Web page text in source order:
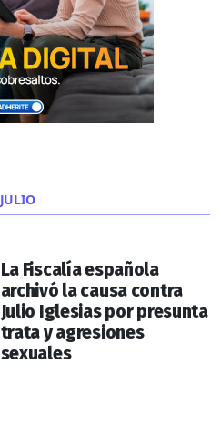
JULIO
La Fiscalía española
archivó la causa contra
Julio Iglesias por presunta
trata y agresiones
sexuales